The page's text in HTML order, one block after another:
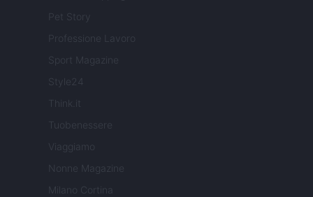
Pet Story
Professione Lavoro
Sport Magazine
Style24
Think.it
Tuobenessere
Viaggiamo
Nonne Magazine
Milano Cortina